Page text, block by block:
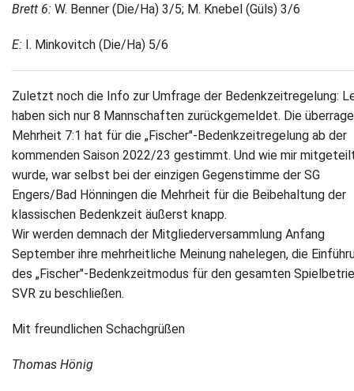
Brett 6: W. Benner (Die/Ha) 3/5; M. Knebel (Güls) 3/6
E: I. Minkovitch (Die/Ha) 5/6
Zuletzt noch die Info zur Umfrage der Bedenkzeitregelung:
haben sich nur 8 Mannschaften zurückgemeldet. Die
Mehrheit 7:1 hat für die „Fischer"-Bedenkzeitregelung ab der
kommenden Saison 2022/23 gestimmt. Und wie mir
wurde, war selbst bei der einzigen Gegenstimme der SG
Engers/Bad Hönningen die Mehrheit für die Beibehaltung der
klassischen Bedenkzeit äußerst knapp.
Wir werden demnach der Mitgliederversammlung Anfang
September ihre mehrheitliche Meinung nahelegen, die
des „Fischer"-Bedenkzeitmodus für den gesamten
SVR zu beschließen.
Mit freundlichen Schachgrüßen
Thomas Hönig